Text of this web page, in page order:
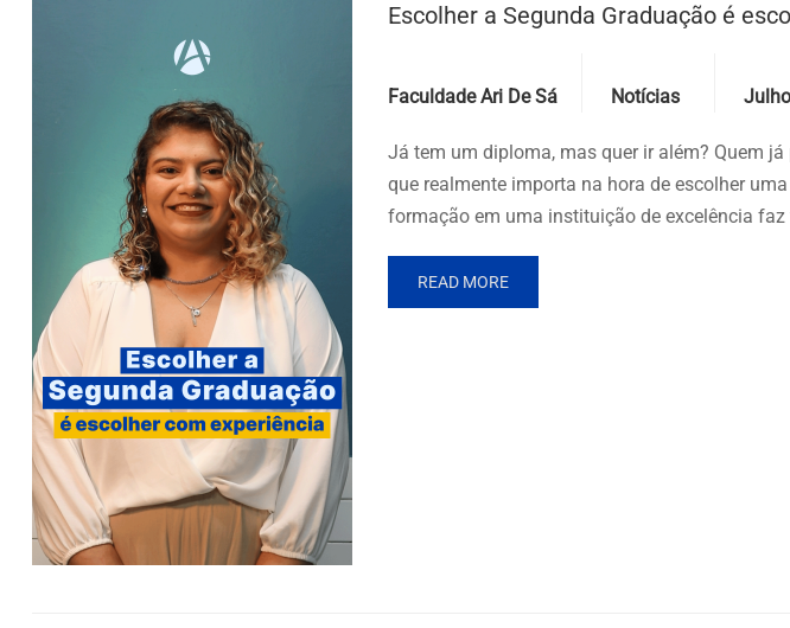
Escolher a Segunda Graduação é
Faculdade Ari De Sá Notícias
Já tem um diploma, mas quer ir além? Quem
que realmente importa na hora de escolher
formação em uma instituição de excelência
READ MORE